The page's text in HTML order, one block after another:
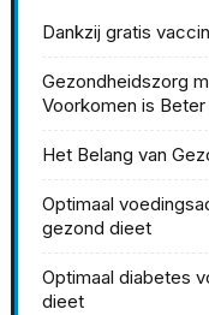
Dankzij gratis
Gezondheidszorg
Voorkomen is
Het Belang van
Optimaal
gezond dieet
Optimaal diabetes
dieet